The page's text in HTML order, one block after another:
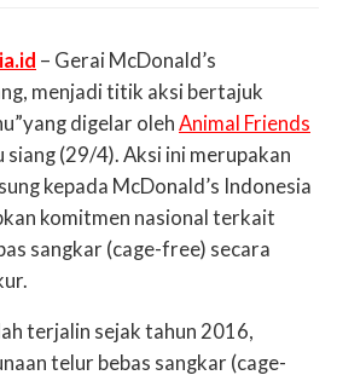
– Gerai McDonald’s
menjadi titik aksi bertajuk
yang digelar oleh Animal Friends
siang (29/4). Aksi ini merupakan
kepada McDonald’s Indonesia
komitmen nasional terkait
sangkar (cage-free) secara
terjalin sejak tahun 2016,
telur bebas sangkar (cage-